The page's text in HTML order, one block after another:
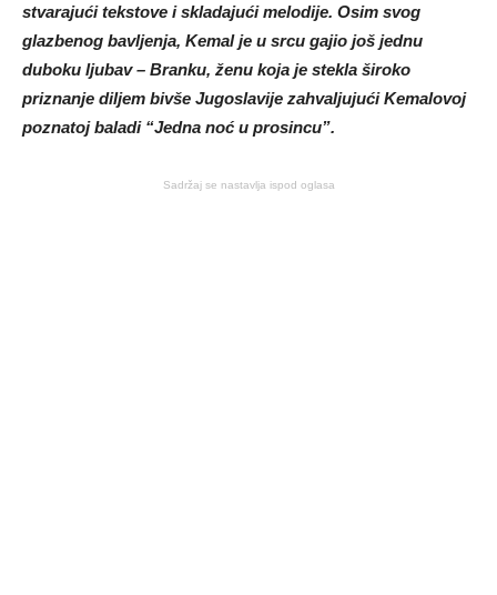
stvarajući tekstove i skladajući melodije. Osim svog
glazbenog bavljenja, Kemal je u srcu gajio još jednu
duboku ljubav – Branku, ženu koja je stekla široko
priznanje diljem bivše Jugoslavije zahvaljujući Kemalovoj
poznatoj baladi “Jedna noć u prosincu”.
Sadržaj se nastavlja ispod oglasa